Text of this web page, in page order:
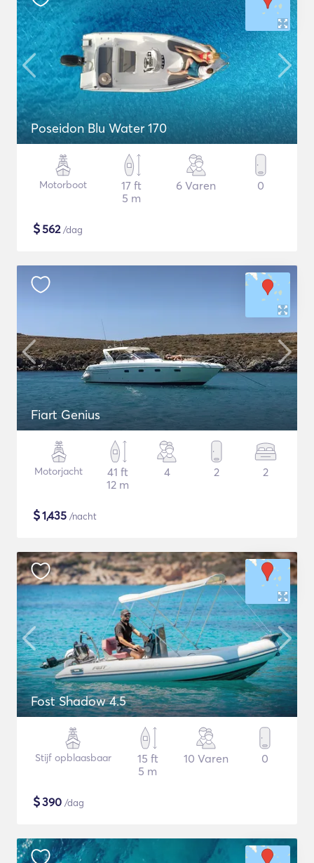
Poseidon Blu Water 170
Motorboot
17 ft
5 m
6 Varen 0
$562/dag
Fiart Genius
Motorjacht
41 ft
12 m
4 2 2
$1,435 /nacht
Fost Shadow 4.5
Stijf opblaasbaar
15 ft
5 m
10 Varen 0
$390 /dag